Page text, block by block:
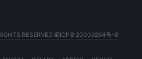
RESERVED.蜀ICP备20009264号-8